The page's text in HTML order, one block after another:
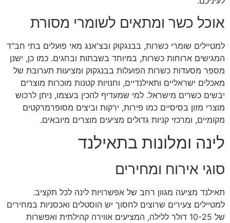
אוכל כשר ומתאים לשומרי מסורת
למטיילים שומרי כשרות, בבנגקוק ובצ'אנג מאי פועלים בתי חב"ד
המגישים ארוחות כשרות, במיוחד בשבתות ובחגים. כמו כן, ישנן
מספר מסעדות כשרות הפועלות בבנגקוק ומציעות תערובת של
מאכלים ישראליים ותאילנדיים, וחנויות קטנות מוכרות מוצרים
יבשים כשרים מישראל. למי שמעדיף להכין בעצמו, ניתן לרכוש
מוצרי מזון בסיסיים כמו פירות, ירקות וביצים מסופרמרקטים
מקומיים, ומרכזי קניות גדולים מציעים מוצרים מיובאים.
לינה ומלונות בתאילנד
סוגי אירוח ומחירים
תאילנד מציעה מגוון רחב של אפשרויות לינה לכל תקציב.
למטיילים צעירים שרוצים לחסוך יש הוסטלים ואכסניות במחירים
של 10-25 דולר ללילה, המציעים אווירה קהילתית ואפשרות